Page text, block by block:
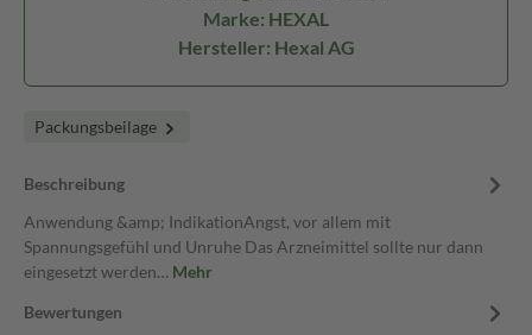
Marke: HEXAL
Hersteller: Hexal AG
Packungsbeilage
Beschreibung
Anwendung &amp; IndikationAngst, vor allem mit
Spannungsgefühl und Unruhe Das Arzneimittel sollte nur dann
eingesetzt werden… Mehr
Bewertungen